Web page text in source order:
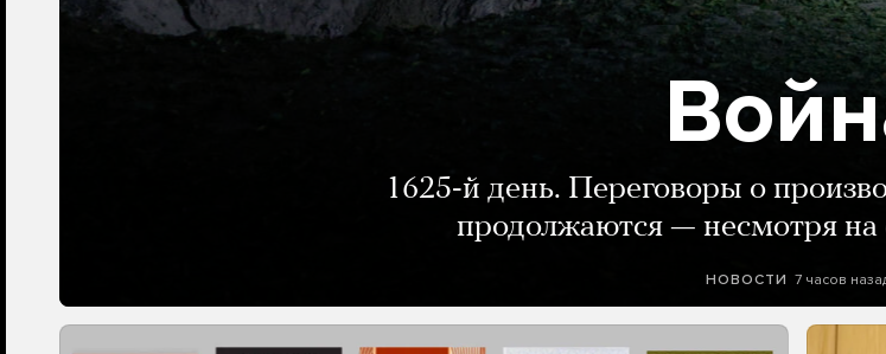
1625-й день. Переговоры о
продолжаются — несмотря
НОВОСТИ 7 часов